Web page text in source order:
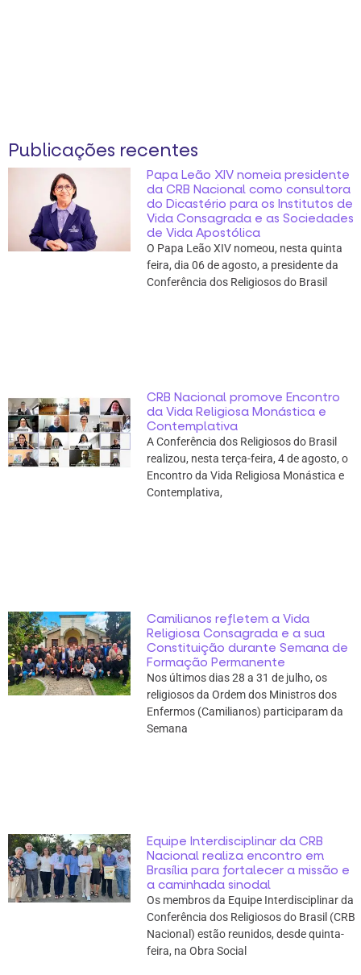
Publicações recentes
Papa Leão XIV nomeia presidente
da CRB Nacional como consultora
do Dicastério para os Institutos de
Vida Consagrada e as Sociedades
de Vida Apostólica
O Papa Leão XIV nomeou, nesta quinta
feira, dia 06 de agosto, a presidente da
Conferência dos Religiosos do Brasil
CRB Nacional promove Encontro
da Vida Religiosa Monástica e
Contemplativa
A Conferência dos Religiosos do Brasil
realizou, nesta terça-feira, 4 de agosto, o
Encontro da Vida Religiosa Monástica e
Contemplativa,
Camilianos refletem a Vida
Religiosa Consagrada e a sua
Constituição durante Semana de
Formação Permanente
Nos últimos dias 28 a 31 de julho, os
religiosos da Ordem dos Ministros dos
Enfermos (Camilianos) participaram da
Semana
Equipe Interdisciplinar da CRB
Nacional realiza encontro em
Brasília para fortalecer a missão e
a caminhada sinodal
Os membros da Equipe Interdisciplinar da
Conferência dos Religiosos do Brasil (CRB
Nacional) estão reunidos, desde quinta-
feira, na Obra Social